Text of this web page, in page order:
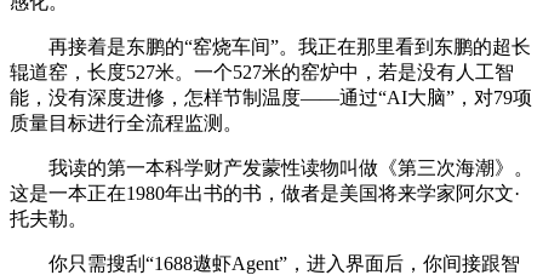
再接着是东鹏的“窑烧车间”。我正在那里看到东鹏的超长
辊道窑，长度527米。一个527米的窑炉中，若是没有人工智
能，没有深度进修，怎样节制温度——通过“AI大脑”，对79项
质量目标进行全流程监测。
我读的第一本科学财产发蒙性读物叫做《第三次海潮》。
这是一本正在1980年出书的书，做者是美国将来学家阿尔文·
托夫勒。
你只需搜刮“1688遨虾Agent”，进入界面后，你间接跟智